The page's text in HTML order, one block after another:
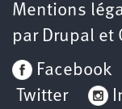
Mentions
par Drupal et
Facebook
Twitter